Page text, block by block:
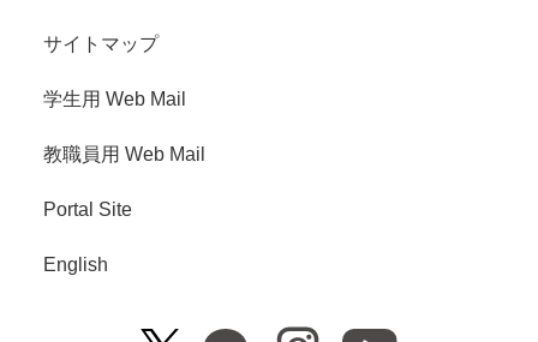
サイトマップ
学生用 Web Mail
教職員用 Web Mail
Portal Site
English